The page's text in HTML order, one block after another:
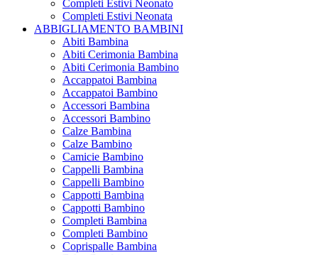
Completi Estivi Neonato
Completi Estivi Neonata
ABBIGLIAMENTO BAMBINI
Abiti Bambina
Abiti Cerimonia Bambina
Abiti Cerimonia Bambino
Accappatoi Bambina
Accappatoi Bambino
Accessori Bambina
Accessori Bambino
Calze Bambina
Calze Bambino
Camicie Bambino
Cappelli Bambina
Cappelli Bambino
Cappotti Bambina
Cappotti Bambino
Completi Bambina
Completi Bambino
Coprispalle Bambina